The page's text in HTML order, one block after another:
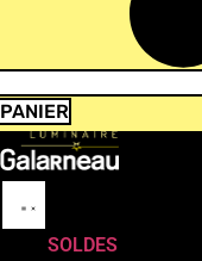
PANIER
SOLDES